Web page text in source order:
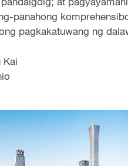
panahong
pagkakatuwang ng
Kai